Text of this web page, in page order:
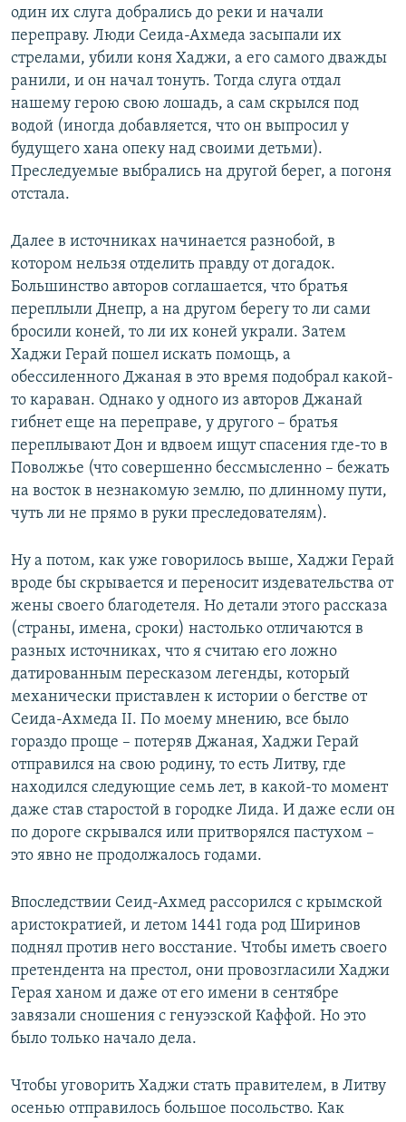
один их слуга добрались до реки и начали
переправу. Люди Сеида-Ахмеда засыпали их
стрелами, убили коня Хаджи, а его самого дважды
ранили, и он начал тонуть. Тогда слуга отдал
нашему герою свою лошадь, а сам скрылся под
водой (иногда добавляется, что он выпросил у
будущего хана опеку над своими детьми).
Преследуемые выбрались на другой берег, а погоня
отстала.
Далее в источниках начинается разнобой, в
котором нельзя отделить правду от догадок.
Большинство авторов соглашается, что братья
переплыли Днепр, а на другом берегу то ли сами
бросили коней, то ли их коней украли. Затем
Хаджи Герай пошел искать помощь, а
обессиленного Джаная в это время подобрал какой-
то караван. Однако у одного из авторов Джанай
гибнет еще на переправе, у другого – братья
переплывают Дон и вдвоем ищут спасения где-то в
Поволжье (что совершенно бессмысленно – бежать
на восток в незнакомую землю, по длинному пути,
чуть ли не прямо в руки преследователям).
Ну а потом, как уже говорилось выше, Хаджи Герай
вроде бы скрывается и переносит издевательства от
жены своего благодетеля. Но детали этого рассказа
(страны, имена, сроки) настолько отличаются в
разных источниках, что я считаю его ложно
датированным пересказом легенды, который
механически приставлен к истории о бегстве от
Сеида-Ахмеда II. По моему мнению, все было
гораздо проще – потеряв Джаная, Хаджи Герай
отправился на свою родину, то есть Литву, где
находился следующие семь лет, в какой-то момент
даже став старостой в городке Лида. И даже если он
по дороге скрывался или притворялся пастухом –
это явно не продолжалось годами.
Впоследствии Сеид-Ахмед рассорился с крымской
аристократией, и летом 1441 года род Ширинов
поднял против него восстание. Чтобы иметь своего
претендента на престол, они провозгласили Хаджи
Герая ханом и даже от его имени в сентябре
завязали сношения с генуэзской Каффой. Но это
было только начало дела.
Чтобы уговорить Хаджи стать правителем, в Литву
осенью отправилось большое посольство. Как